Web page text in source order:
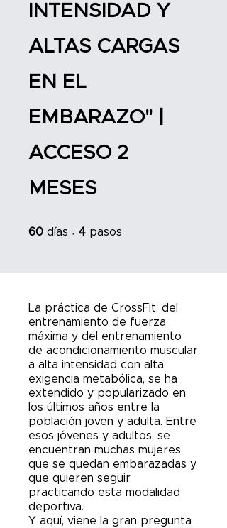
INTENSIDAD Y
ALTAS CARGAS
EN EL
EMBARAZO" |
ACCESO 2
MESES
60 días 60 días
4 pasos
La práctica de CrossFit, del
entrenamiento de fuerza
máxima y del entrenamiento
de acondicionamiento muscular
a alta intensidad con alta
exigencia metabólica, se ha
extendido y popularizado en
los últimos años entre la
población joven y adulta. Entre
esos jóvenes y adultos, se
encuentran muchas mujeres
que se quedan embarazadas y
que quieren seguir
practicando esta modalidad
deportiva.
Y aquí, viene la gran pregunta